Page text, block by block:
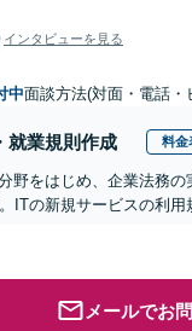
インタビューを見る
中面談方法(対面・電話・
就業規則作成 料金
野をはじめ、企業法務
ITの新規サービスの利用
メールでお